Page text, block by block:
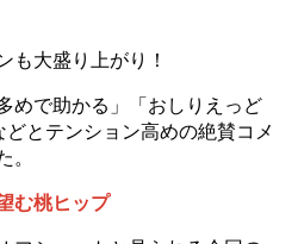
大盛り上がり！
めで助かる」「おしりえっど
とテンション高めの絶賛コメ
む桃ヒップ